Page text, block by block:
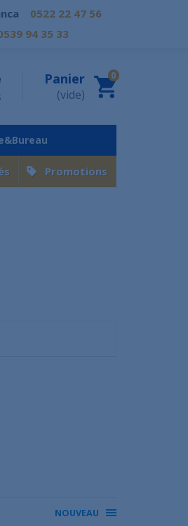
0522 22 47 56
94 35 33
Panier
(vide)
0
Promotions
NOUVEAU